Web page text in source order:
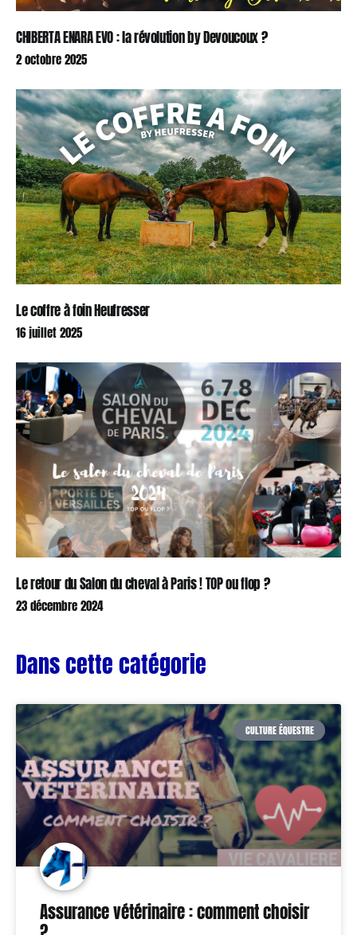
CHIBERTA ENARA EVO : la révolution by Devoucoux ?
2 octobre 2025
Le coffre à foin Heufresser
16 juillet 2025
Le retour du Salon du cheval à Paris ! TOP ou flop ?
23 décembre 2024
Dans cette catégorie
CULTURE ÉQUESTRE
Assurance vétérinaire : comment choisir